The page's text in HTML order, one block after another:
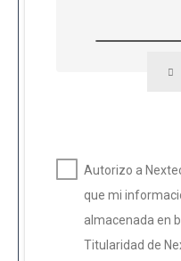
Autorizo a
que mi
almacenada en
Titularidad de